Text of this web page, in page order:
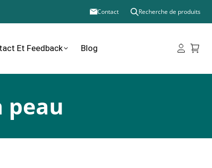
Contact Recherche de produits
Et Feedback Blog
peau